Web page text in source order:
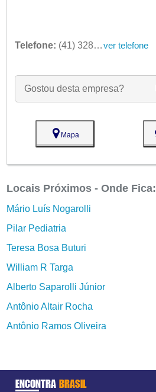
Telefone: (41) 3286-1011 ver telefone
Gostou desta empresa?
Mapa
Locais Próximos - Onde Fica:
Mário Luís Nogarolli
Pilar Pediatria
Teresa Bosa Buturi
William R Targa
Alberto Saparolli Júnior
Antônio Altair Rocha
Antônio Ramos Oliveira
ENCONTRA BRASIL